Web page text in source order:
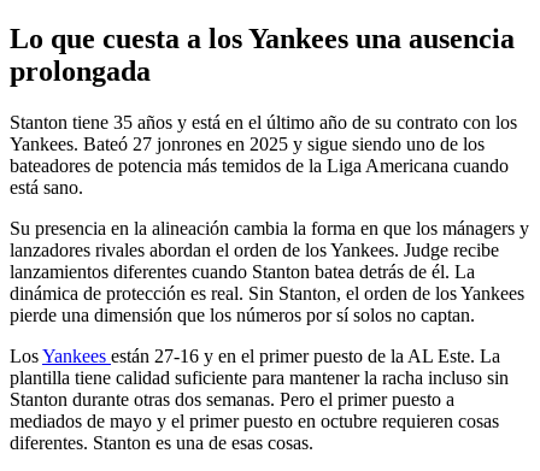
Lo que cuesta a los Yankees una ausencia
prolongada
Stanton tiene 35 años y está en el último año de su contrato con los
Yankees. Bateó 27 jonrones en 2025 y sigue siendo uno de los
bateadores de potencia más temidos de la Liga Americana cuando
está sano.
Su presencia en la alineación cambia la forma en que los mánagers y
lanzadores rivales abordan el orden de los Yankees. Judge recibe
lanzamientos diferentes cuando Stanton batea detrás de él. La
dinámica de protección es real. Sin Stanton, el orden de los Yankees
pierde una dimensión que los números por sí solos no captan.
LosYankees están 27-16 y en el primer puesto de la AL Este. La
plantilla tiene calidad suficiente para mantener la racha incluso sin
Stanton durante otras dos semanas. Pero el primer puesto a
mediados de mayo y el primer puesto en octubre requieren cosas
diferentes. Stanton es una de esas cosas.